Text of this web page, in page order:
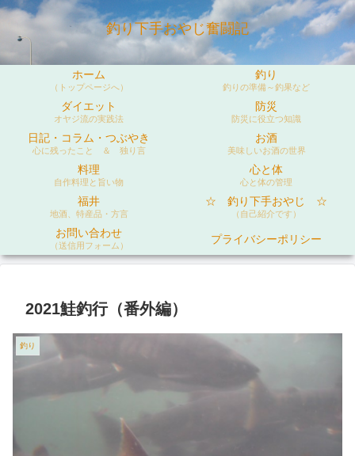
釣り下手おやじ奮闘記
ホーム
（トップページへ）
釣り
釣りの準備～釣果など
ダイエット
オヤジ流の実践法
防災
防災に役立つ知識
日記・コラム・つぶやき
心に残ったこと ＆ 独り言
お酒
美味しいお酒の世界
料理
自作料理と旨い物
心と体
心と体の管理
福井
地酒、特産品・方言
☆ 釣り下手おやじ ☆
（自己紹介です）
お問い合わせ
（送信用フォーム） プライバシーポリシー
2021鮭釣行（番外編）
釣り